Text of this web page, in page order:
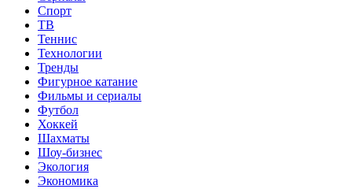
Спорт
ТВ
Теннис
Технологии
Тренды
Фигурное катание
Фильмы и сериалы
Футбол
Хоккей
Шахматы
Шоу-бизнес
Экология
Экономика